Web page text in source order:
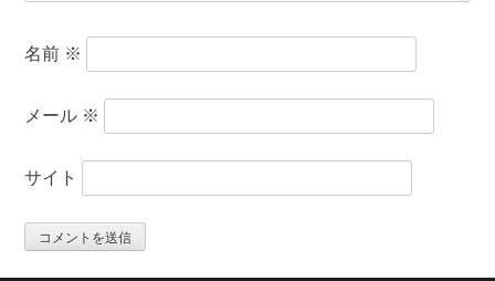
名前 ※
メール ※
サイト